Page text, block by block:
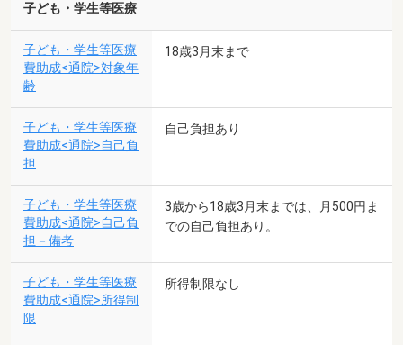
子ども・学生等医療
子ども・学生等医療
費助成<通院>対象年
齢
18歳3月末まで
子ども・学生等医療
費助成<通院>自己負
担
自己負担あり
子ども・学生等医療
費助成<通院>自己負
担－備考
3歳から18歳3月末までは、月500円ま
での自己負担あり。
子ども・学生等医療
費助成<通院>所得制
限
所得制限なし